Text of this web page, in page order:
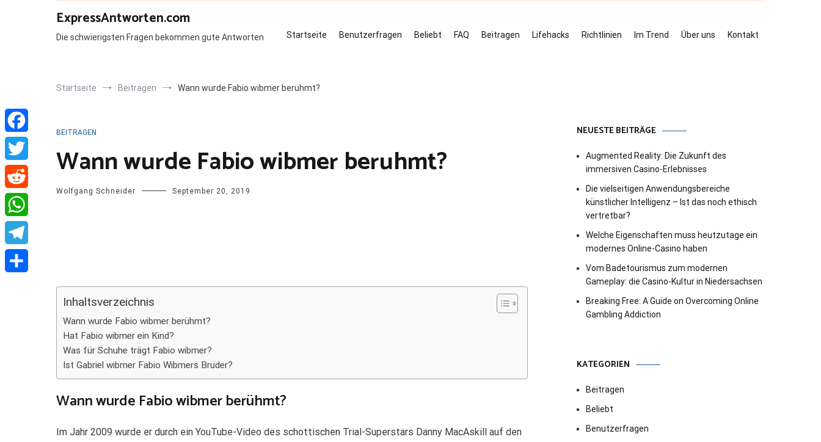
ExpressAntworten.com
Die schwierigsten Fragen bekommen gute Antworten Startseite Benutzerfragen Beliebt FAQ Beitragen Lifehacks Richtlinien Im Trend Über uns Kontakt
Startseite Beitragen Wann wurde Fabio wibmer beruhmt?
BEITRAGEN
Wann wurde Fabio wibmer beruhmt?
Wolfgang Schneider September 20, 2019
Inhaltsverzeichnis
Wann wurde Fabio wibmer berühmt?
Hat Fabio wibmer ein Kind?
Was für Schuhe trägt Fabio wibmer?
Ist Gabriel wibmer Fabio Wibmers Bruder?
Wann wurde Fabio wibmer berühmt?
Im Jahr 2009 wurde er durch ein YouTube-Video des schottischen Trial-Superstars Danny MacAskill auf den
NEUESTE BEITRÄGE
Augmented Reality: Die Zukunft des
immersiven Casino-Erlebnisses
Die vielseitigen Anwendungsbereiche
künstlicher Intelligenz – Ist das noch ethisch
vertretbar?
Welche Eigenschaften muss heutzutage ein
modernes Online-Casino haben
Vom Badetourismus zum modernen
Gameplay: die Casino-Kultur in Niedersachsen
Breaking Free: A Guide on Overcoming Online
Gambling Addiction
KATEGORIEN
Beitragen
Beliebt
Benutzerfragen
Facebook
Twitter
Reddit
WhatsApp
Telegram